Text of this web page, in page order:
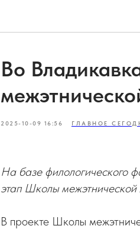
Во
2025-10-09 16:56 ГЛАВНОЕ
На базе филологического
этап Школы межэтнической
В проекте Школы